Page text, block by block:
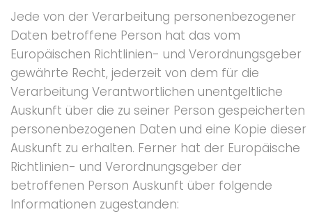
Jede von der Verarbeitung personenbezogener
Daten betroffene Person hat das vom
Europäischen Richtlinien- und Verordnungsgeber
gewährte Recht, jederzeit von dem für die
Verarbeitung Verantwortlichen unentgeltliche
Auskunft über die zu seiner Person gespeicherten
personenbezogenen Daten und eine Kopie dieser
Auskunft zu erhalten. Ferner hat der Europäische
Richtlinien- und Verordnungsgeber der
betroffenen Person Auskunft über folgende
Informationen zugestanden: